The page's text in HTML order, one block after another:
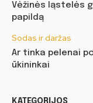
Vėžinės ląstelės
papildą
Sodas ir daržas
Ar tinka pelenai
ūkininkai